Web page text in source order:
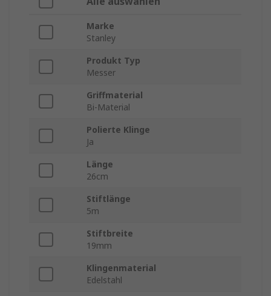
Marke
Stanley
Produkt Typ
Messer
Griffmaterial
Bi-Material
Polierte Klinge
Ja
Länge
26cm
Stiftlänge
5m
Stiftbreite
19mm
Klingenmaterial
Edelstahl